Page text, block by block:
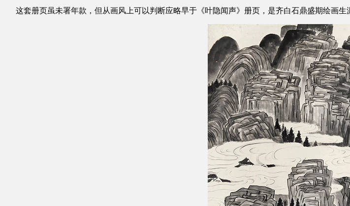
这套册页虽未署年款，但从画风上可以判断应略早于《叶隐闻声》册页，是齐白石鼎盛期绘画生